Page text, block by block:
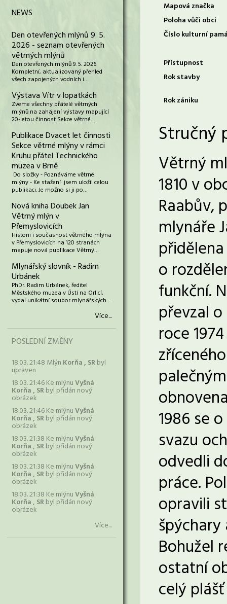
NEWS
Den otevřených mlýnů 9. 5.
2026 - seznam otevřených
větrných mlýnů
Den otevřených mlýnů 9. 5. 2026
Kompletní, aktualizovaný přehled
všech zapojených vodních i…
Výstava Vítr v lopatkách
Zveme všechny přátelé větrných
mlýnů na zahájení výstavy mapující
20-letou činnost Sekce větrné…
Publikace Dvacet let činnosti
Sekce větrné mlýny v rámci
Kruhu přátel Technického
muzea v Brně
Do složky - Poznáváme větrné
mlýny - Ke stažení jsem uložil celou
publikaci. Je možno si ji po…
Nová kniha Doubek Jan
Větrný mlýn v
Přemyslovicích
Historii i současnost větrného mlýna
v Přemyslovicích na 120 stranách
mapuje nová publikace Větrný…
Mlynářský slovník - Radim
Urbánek
PhDr. Radim Urbánek, ředitel
Městského muzea v Ústí na Orlicí,
vydal unikátní soubor mlynářských…
Více...
POSLEDNÍ ZMĚNY
18.03. 21:48 Mlýn Korňa , SRbyl
upraven
18.03. 21:46 Ke mlýnuVyšná
Korňa , SRbyl přidán nový
obrázek
18.03. 21:46 Ke mlýnuVyšná
Korňa , SRbyl přidán nový
obrázek
18.03. 21:38 Ke mlýnuVyšná
Korňa , SRbyl přidán nový
obrázek
18.03. 21:38 Ke mlýnuVyšná
Korňa , SRbyl přidán nový
obrázek
18.03. 21:38 Ke mlýnuVyšná
Korňa , SRbyl přidán nový
obrázek
Více...
Mapová značka
Poloha vůči obci
Číslo kulturní
Přístupnost
Rok stavby
Rok zániku
Stručný
Větrný
1810 v
Raabův,
mlynáře
o
funkční.
převzal
roce
1986 se
svazu
odvedli
práce.
opravili
Bohužel
ostatní
celý